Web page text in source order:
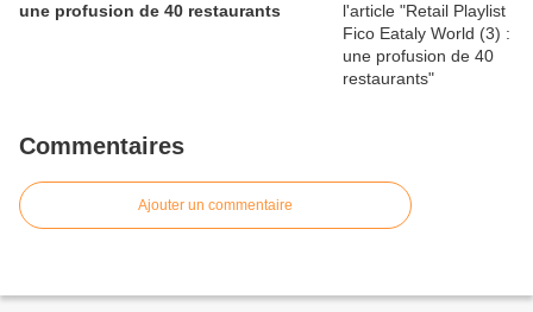
une profusion de 40 restaurants
Commentaires
Ajouter un commentaire